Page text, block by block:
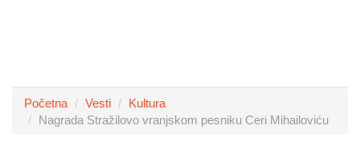
Početna Vesti
Kultura
Nagrada Stražilovo vranjskom pesniku Ceri Mihailoviću